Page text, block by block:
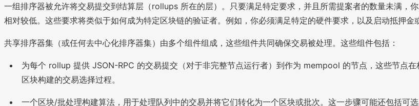
一组排序器被允许将交易提交到结算层（rollups 所在的层）。只要满足特定要求，并且所需提案者的数量未满
相对较低。这些要求将类似于如何成为特定区块链的验证者。例如，你必须满足特定的硬件要求，以及启动抵押
共享排序器集（或任何去中心化排序器集）由多个组件组成，这些组件共同确保交易被处理。这些组件包括：
为每个 rollup 提供 JSON-RPC 的交易提交（对于非完整节点运行者）到作为 mempool 的节点，这些节点
区块构建的交易选择过程。
一个区块/批处理构建算法，用于处理队列中的交易并将它们转化为一个区块或批次。这一步骤可能还包括